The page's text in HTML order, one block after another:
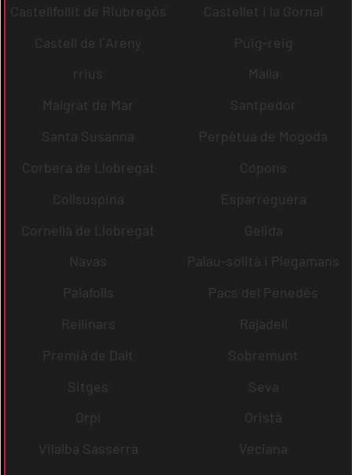
Castellfollit de Riubregós
Castellet i la Gornal
Castell de l´Areny
Puig-reig
rrius
Malla
Malgrat de Mar
Santpedor
Santa Susanna
Perpètua de Mogoda
Corbera de Llobregat
Copons
Collsuspina
Esparreguera
Cornellà de Llobregat
Gelida
Navas
Palau-solità i Plegamans
Palafolls
Pacs del Penedès
Rellinars
Rajadell
Premià de Dalt
Sobremunt
Sitges
Seva
Orpí
Oristà
Vilalba Sasserra
Veciana